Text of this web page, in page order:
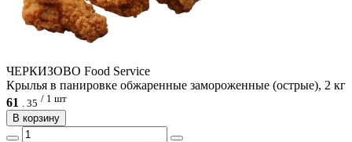
ЧЕРКИЗОВО Food Service
Крылья в панировке обжаренные замороженные (острые), 2 кг
61 . 35 / 1 шт
В корзину